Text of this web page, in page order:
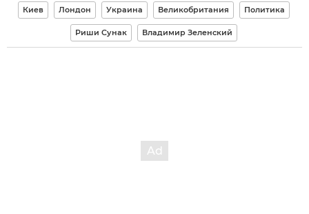
Киев Лондон Украина Великобритания Политика
Риши Сунак Владимир Зеленский